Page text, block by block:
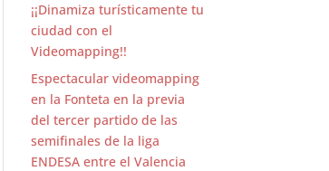
¡¡Dinamiza turísticamente tu
ciudad con el
Videomapping!!
Espectacular videomapping
en la Fonteta en la previa
del tercer partido de las
semifinales de la liga
ENDESA entre el Valencia